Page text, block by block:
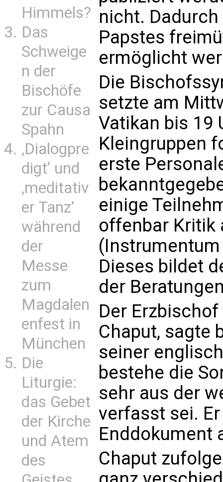
Himmels?
Das
Schweige
n der
Bischöfe
zur Causa
Spahn
‚Dialogpre
digt‘ und
‚meditativ
er Tanz’
während
der
Messe
zum
Magdalen
enfest in
München
Die
Liturgie:
das Gebet
der Kirche
und Atem
des
nicht.
Papstes
ermöglicht
Die
setzte am
Vatikan bis 19
Kleingruppen
erste
einige
offenbar Kritik
Dieses bildet
der
Der
Chaput, sagte
seiner
bestehe die
sehr aus der
verfasst sei.
Enddokument
Chaput